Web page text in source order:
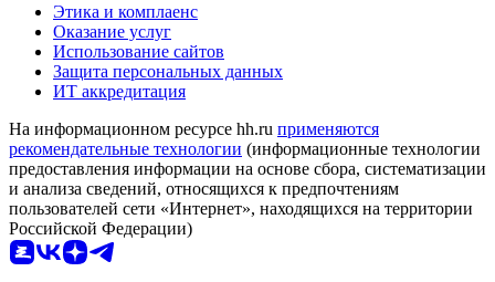
Этика и комплаенс
Оказание услуг
Использование сайтов
Защита персональных данных
ИТ аккредитация
На информационном ресурсе hh.ru применяются
рекомендательные технологии (информационные технологии
предоставления информации на основе сбора, систематизации
и анализа сведений, относящихся к предпочтениям
пользователей сети «Интернет», находящихся на территории
Российской Федерации)